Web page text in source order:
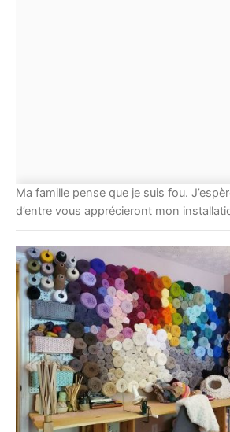
Ma famille pense que je suis fou.
d’entre vous apprécieront mon